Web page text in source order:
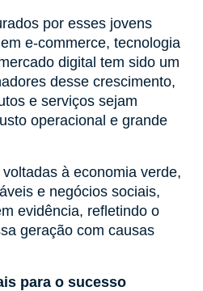
por esses jovens
e-commerce, tecnologia
digital tem sido um
desse crescimento,
e serviços sejam
operacional e grande
à economia verde,
e negócios sociais,
evidência, refletindo o
geração com causas
para o sucesso